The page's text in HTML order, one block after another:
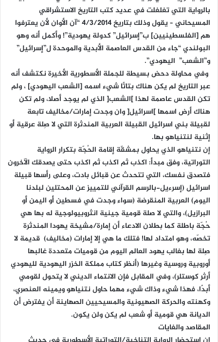
بالرواية التي تغلغلت في عديد كتب التاريخ الاستشراقي
المسيحاني – يقول وذلك بتاريخ 4/3/2014 “آن الأوان لأن يعترفوا
هم [الفلسطينيين] ب”إسرائيل” كدولة يهودية”! وأكمل أنه وهو
البولندي “جاء من القدس العاصمة الأبدية والموحدة ل”إسرائيل”
و”الشعب” اليهودي”.
وفي محاولة دحض بسيطة للجملة الأسطورية الأخيرة نكتشف أنه
عبر التاريخ لم يكن هناك بتاتًا شيء اسمه [الشعب اليهودي] ، ولم
تكن القدس عاصمة لهذا ]الشعب[ الذي لم يوجد أصلا، ولم تكن
هناك أرض اسمها ]اسرائيل[ وان وجدت إمارات/مخاليف تابعة
لقبيلة بني اسرائيل القبيلة العربية المندثرة التي لا صِلة عرقية أو
إثنية لنتنياهو بها.
إن نتنياهو الذي يحاول بمشقّة إقامة الحُجّة بتكرار الرواية
التوراتية، وفق مبدأ: اكذب ثم اكذب ثم اكذب حتى يصدقك الآخرون
فتصدق نفسك، التي تتحدث عن قبائل بادت، وعلى رأسها قبيلة
اسرائيل (إسرءيل-بالرسم القرآني للتمييز عن المحتلين لبلدنا
اليوم) العربية المنقرضة (سواء وجدت في فسطين أو اليمن أو
البرازيل)، والتي لا صلة قومية جينية انثروبيولوجية له بها هي
حُجّة باطلة كما بطلان الادعاء أن إمارة/مشيخة يهودا المندثرة
تخصّه، وهو امتداد لها! فتلك ما هي إلا إمارات (مخاليف) قديمة لا
صِلة لها بغالب يهود العالم اليوم من قوميات متعددة غالبها
أوروبية وروسية وغيرها (أنظر كتاب مملكة الخزر اليهودية لليهودي
أرثر كوستلر)، وفي المقابل فإن الانتماء الديني لا يتحول لقومي
أبدًا، فهذا شيء وذاك شيء مهما حاول نتنياهو ويمينه العنصري،
وكهنته والحركة الصهيونية والمسيحيين الصهاينة أن يفترض أن
الديانة هي قومية أو شعب لم يكن ولن يكون.
المقاصد والغايات